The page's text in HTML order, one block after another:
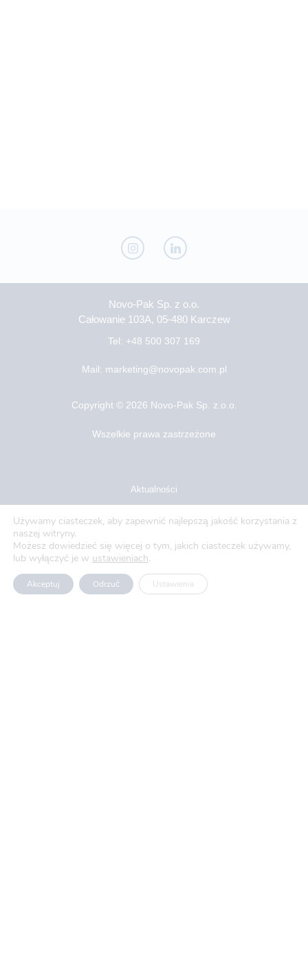
Novo-Pak Sp. z o.o.
Całowanie 103A, 05-480 Karczew
Tel: +48 500 307 169
Mail: marketing@novopak.com.pl
Copyright © 2026 Novo-Pak Sp. z.o.o.
Wszelkie prawa zastrzeżone
Aktualności
Blog
O nas
Polityka prywatności
Używamy ciasteczek, aby zapewnić najlepszą jakość korzystania z
naszej witryny.
Możesz dowiedzieć się więcej o tym, jakich ciasteczek używamy,
lub wyłączyć je w ustawieniach.
Akceptuj Odrzuć Ustawienia